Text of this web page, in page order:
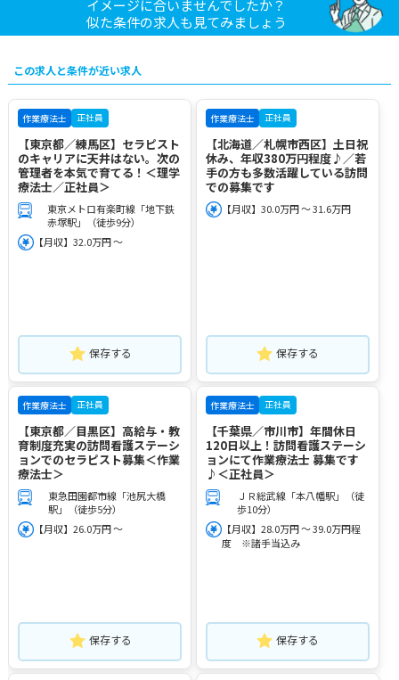
イメージに合いませんでしたか？
似た条件の求人も見てみましょう
この求人と条件が近い求人
作業療法士 正社員
【東京都／練馬区】セラピスト
のキャリアに天井はない。次の
管理者を本気で育てる！＜理学
療法士／正社員＞
東京メトロ有楽町線「地下鉄
赤塚駅」（徒歩9分）
【月収】32.0万円 ～
保存する
作業療法士 正社員
【北海道／札幌市西区】土日祝
休み、年収380万円程度♪／若
手の方も多数活躍している訪問
での募集です
【月収】30.0万円 ～ 31.6万円
保存する
作業療法士 正社員
【東京都／目黒区】高給与・教
育制度充実の訪問看護ステーシ
ョンでのセラピスト募集＜作業
療法士＞
東急田園都市線「池尻大橋
駅」（徒歩5分）
【月収】26.0万円 ～
保存する
作業療法士 正社員
【千葉県／市川市】年間休日
120日以上！訪問看護ステーシ
ョンにて作業療法士 募集です
♪＜正社員＞
ＪＲ総武線「本八幡駅」（徒
歩10分）
【月収】28.0万円 ～ 39.0万円程
度 ※諸手当込み
保存する